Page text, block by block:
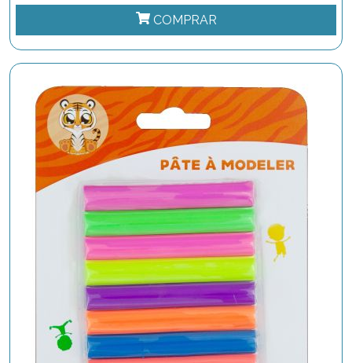
COMPRAR